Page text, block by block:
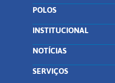
POLOS
INSTITUCIONAL
NOTÍCIAS
SERVIÇOS